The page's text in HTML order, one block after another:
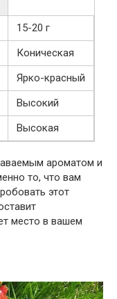
15-20 г
Коническая
Ярко-красный
Высокий
Высокая
ароматом и
то, что вам
этот
место в вашем